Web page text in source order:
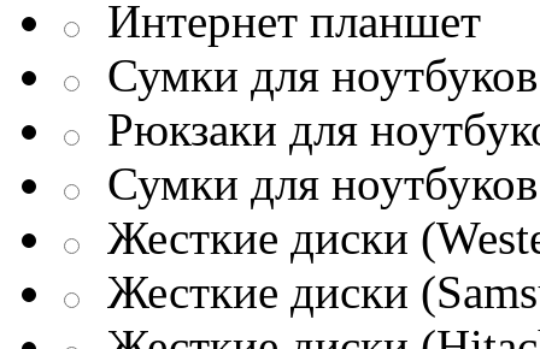
Интернет планшет
Сумки для
Рюкзаки для
Сумки для
Жесткие диски
Жесткие диски